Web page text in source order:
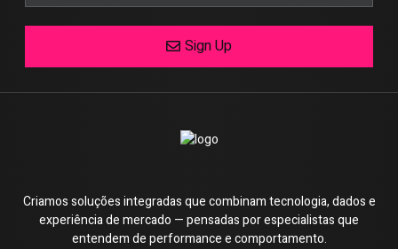
Sign Up
Criamos soluções integradas que combinam tecnologia, dados e
experiência de mercado — pensadas por especialistas que
entendem de performance e comportamento.